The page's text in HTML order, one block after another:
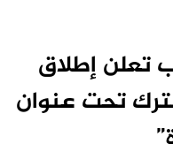
تعلن إطلاق
تحت عنوان